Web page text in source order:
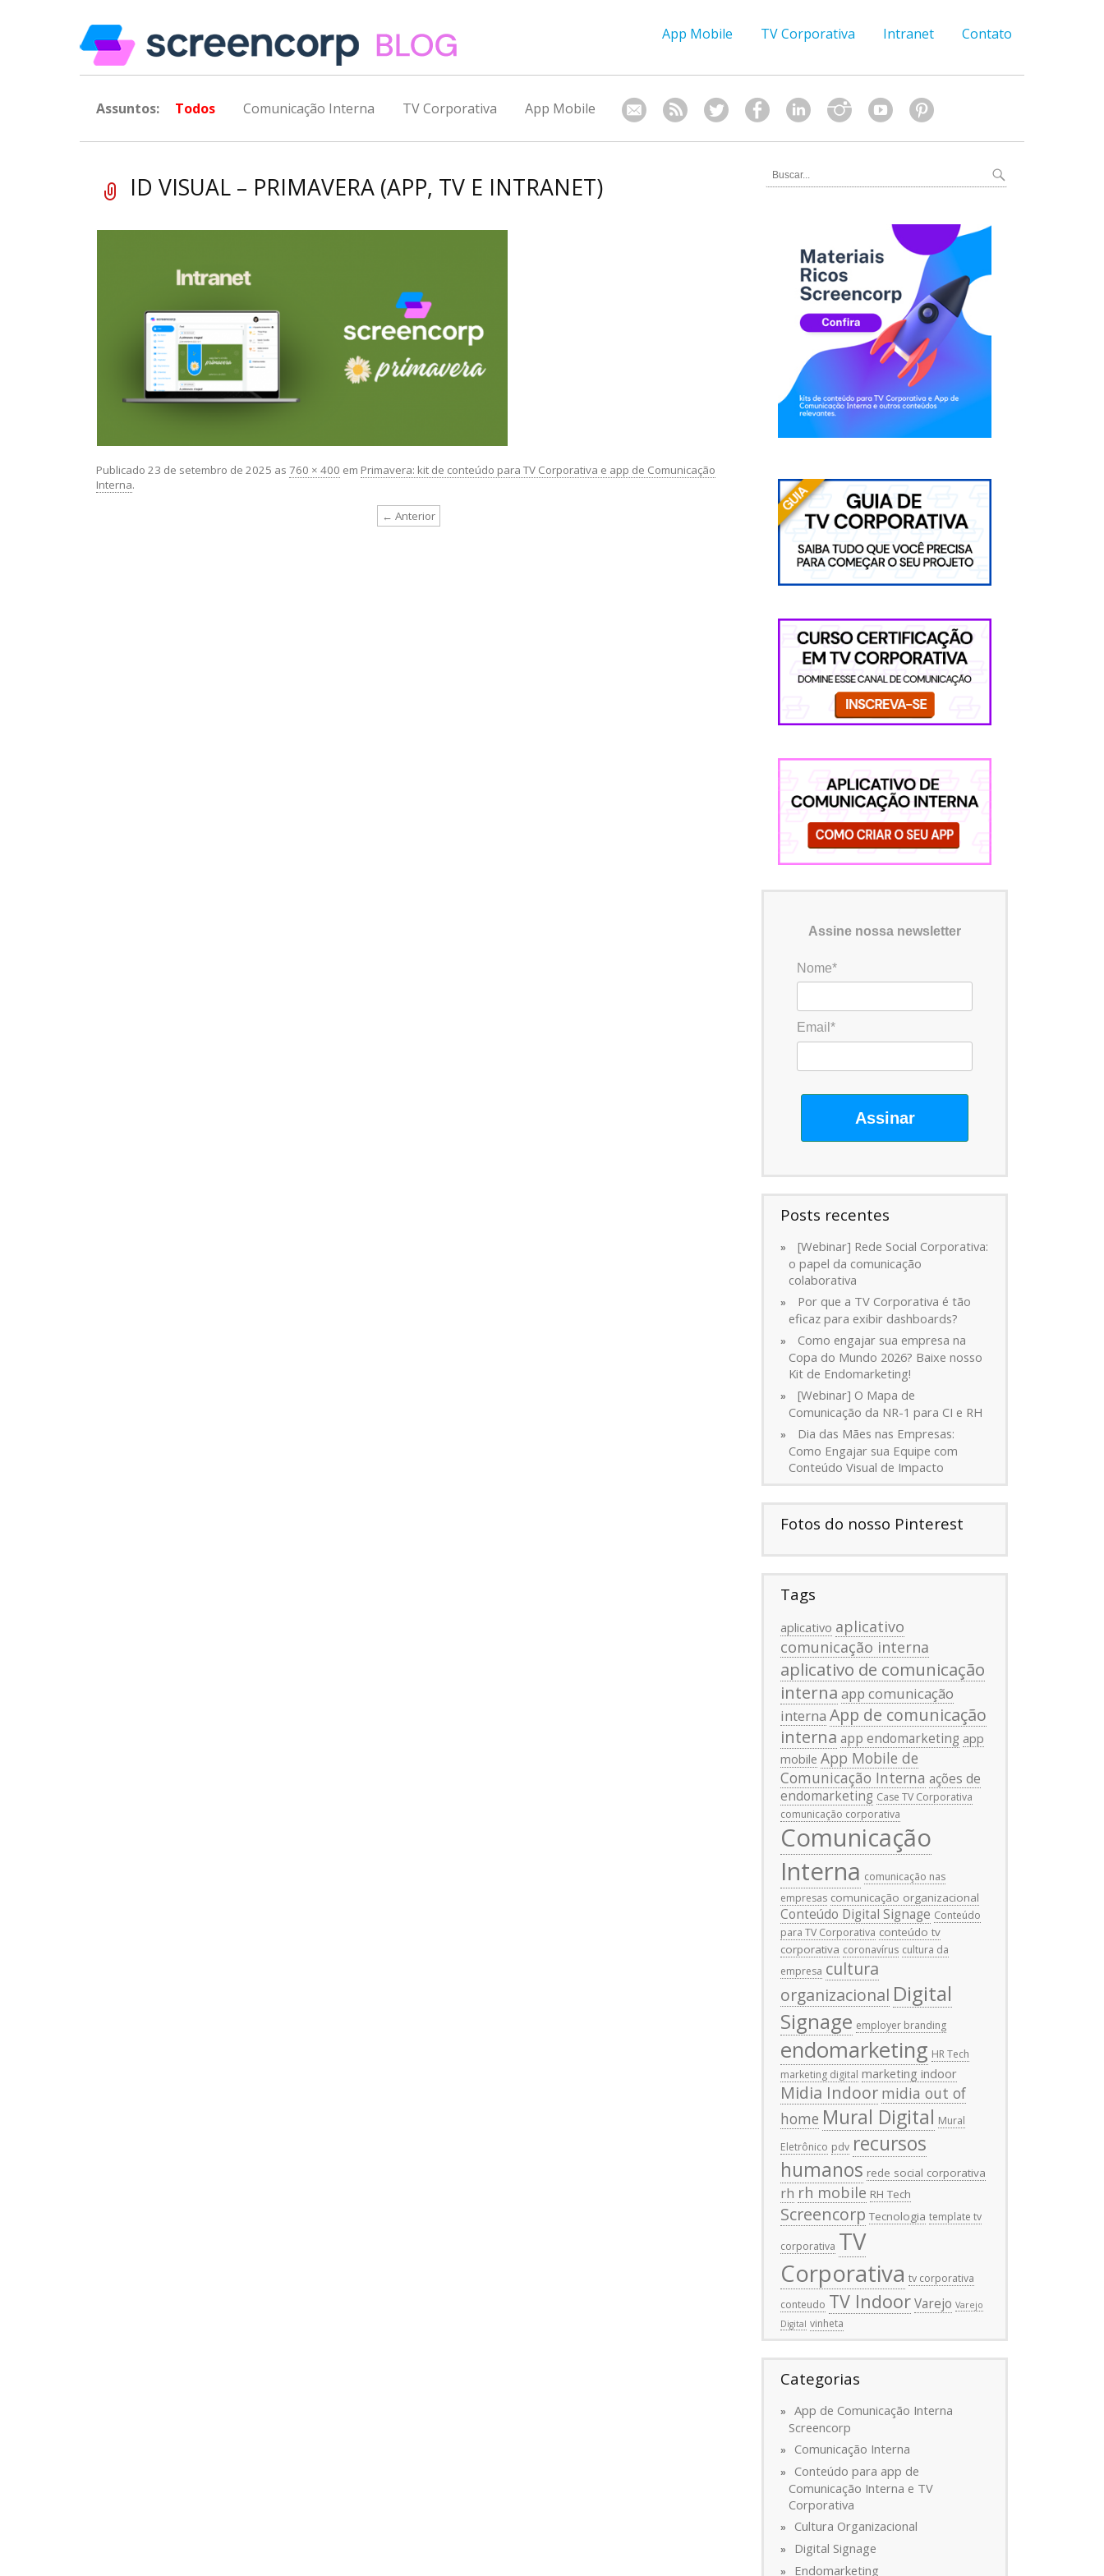
App Mobile TV Corporativa Intranet Contato
Assuntos: Todos Comunicação Interna TV Corporativa App Mobile
ID VISUAL – PRIMAVERA (APP, TV E INTRANET)
Publicado 23 de setembro de 2025 as 760 × 400 em Primavera: kit de conteúdo para TV Corporativa e app de Comunicação
Interna.
← Anterior
Assine nossa newsletter
Nome*
Email*
Assinar
Posts recentes
[Webinar] Rede Social Corporativa:
o papel da comunicação
colaborativa
Por que a TV Corporativa é tão
eficaz para exibir dashboards?
Como engajar sua empresa na
Copa do Mundo 2026? Baixe nosso
Kit de Endomarketing!
[Webinar] O Mapa de
Comunicação da NR-1 para CI e RH
Dia das Mães nas Empresas:
Como Engajar sua Equipe com
Conteúdo Visual de Impacto
Fotos do nosso Pinterest
Tags
aplicativo aplicativo
comunicação interna
aplicativo de comunicação
interna app comunicação
interna App de comunicação
interna app endomarketing app
mobile App Mobile de
Comunicação Interna ações de
endomarketing Case TV Corporativa
comunicação corporativa
Comunicação
Interna comunicação nas
empresas comunicação organizacional
Conteúdo Digital Signage Conteúdo
para TV Corporativa conteúdo tv
corporativa coronavírus cultura da
empresa cultura
organizacional Digital
Signage employer branding
endomarketing HR Tech
marketing digital marketing indoor
Midia Indoor midia out of
home Mural Digital Mural
Eletrônico pdv recursos
humanos rede social corporativa
rh rh mobile RH Tech
Screencorp Tecnologia template tv
corporativa TV
Corporativa tv corporativa
conteudo TV IndoorVarejo Varejo
Digital vinheta
Categorias
App de Comunicação Interna
Screencorp
Comunicação Interna
Conteúdo para app de
Comunicação Interna e TV
Corporativa
Cultura Organizacional
Digital Signage
Endomarketing